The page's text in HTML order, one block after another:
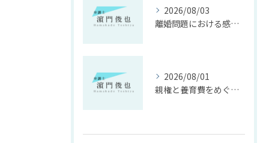
2026/08/03
離婚問題における感情面に配慮した誠実な法律サポート
2026/08/01
親権と養育費をめぐる法律支援の重要性